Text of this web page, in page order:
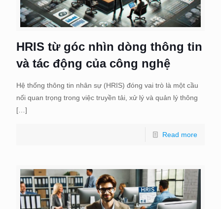
HRIS từ góc nhìn dòng thông tin
và tác động của công nghệ
Hệ thống thông tin nhân sự (HRIS) đóng vai trò là một cầu
nối quan trọng trong việc truyền tải, xử lý và quản lý thông
[…]
Read more